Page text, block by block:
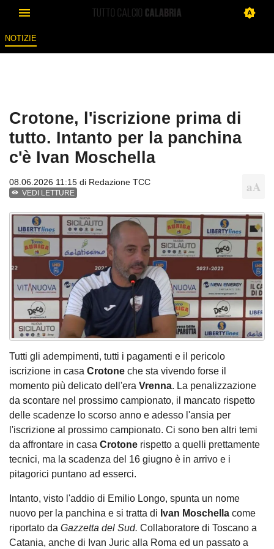
NOTIZIE
Crotone, l'iscrizione prima di
tutto. Intanto per la panchina
c'è Ivan Moschella
08.06.2026 11:15 di Redazione TCC
VEDI LETTURE
Tutti gli adempimenti, tutti i pagamenti e il pericolo
iscrizione in casa Crotone che sta vivendo forse il
momento più delicato dell'era Vrenna. La penalizzazione
da scontare nel prossimo campionato, il mancato rispetto
delle scadenze lo scorso anno e adesso l'ansia per
l'iscrizione al prossimo campionato. Ci sono ben altri temi
da affrontare in casa Crotone rispetto a quelli prettamente
tecnici, ma la scadenza del 16 giugno è in arrivo e i
pitagorici puntano ad esserci.
Intanto, visto l'addio di Emilio Longo, spunta un nome
nuovo per la panchina e si tratta di Ivan Moschella come
riportato da Gazzetta del Sud. Collaboratore di Toscano a
Catania, anche di Ivan Juric alla Roma ed un passato a